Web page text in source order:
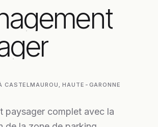
CASTELMAUROU , HAUTE-GARONNE
paysager complet avec la